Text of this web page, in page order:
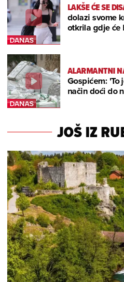
LAKŠE ĆE SE
dolazi svome
otkrila gdje
ALARMANTNI
Gospićem: 'To
način doći do
JOŠ IZ